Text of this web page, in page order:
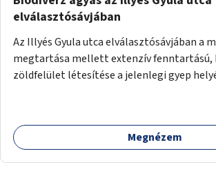
elválasztósávjában
Az Illyés Gyula utca elválasztósávjában a
megtartása mellett extenzív fenntartású,
zöldfelület létesítése a jelenlegi gyep
Megnézem